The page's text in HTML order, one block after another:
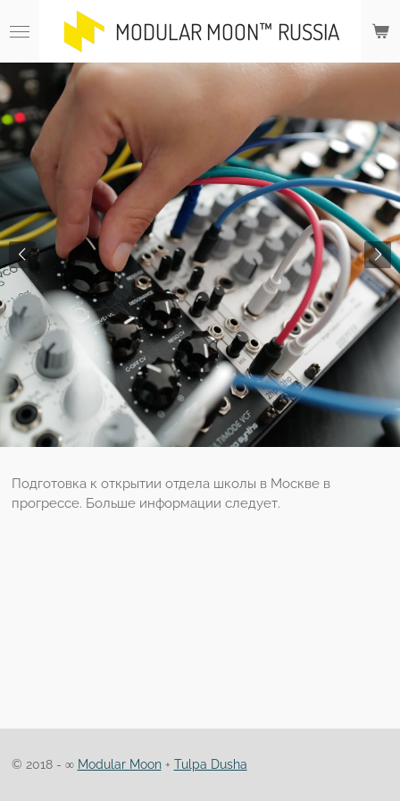
direct
de
hoofdinhoud
MODULAR MOON™ RUSSIA
Подготовка к открытии отдела школы в Москве в
прогрессе. Больше информации следует.
© 2018 - ∞ Modular Moon+ Tulpa Dusha